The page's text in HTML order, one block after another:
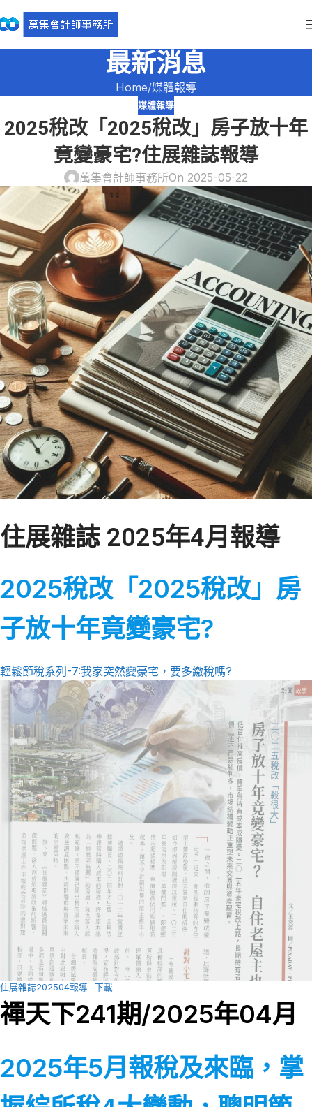
最新消息
Home 媒體報導
媒體報導
2025稅改「2025稅改」房子放十年
竟變豪宅?住展雜誌報導
萬集會計師事務所On 2025-05-22
住展雜誌 2025年4月報導
2025稅改「2025稅改」房
子放十年竟變豪宅?
輕鬆節稅系列-7:我家突然變豪宅，要多繳稅嗎?
住展雜誌202504報導 下載
禪天下241期/2025年04月
2025年5月報稅及來臨，掌